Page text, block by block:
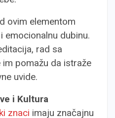
ovim elementom
emocionalnu dubinu.
rad sa
pomažu da istraže
uvide.
i Kultura
znaci imaju značajnu